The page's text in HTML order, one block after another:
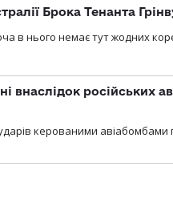
Брока Тенанта
в нього немає тут жодних
внаслідок російських
керованими авіабомбами